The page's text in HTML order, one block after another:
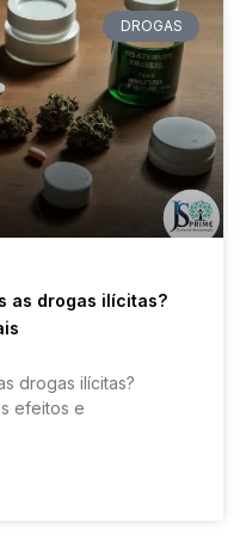
DROGAS
as drogas ilícitas?
drogas ilícitas?
efeitos e